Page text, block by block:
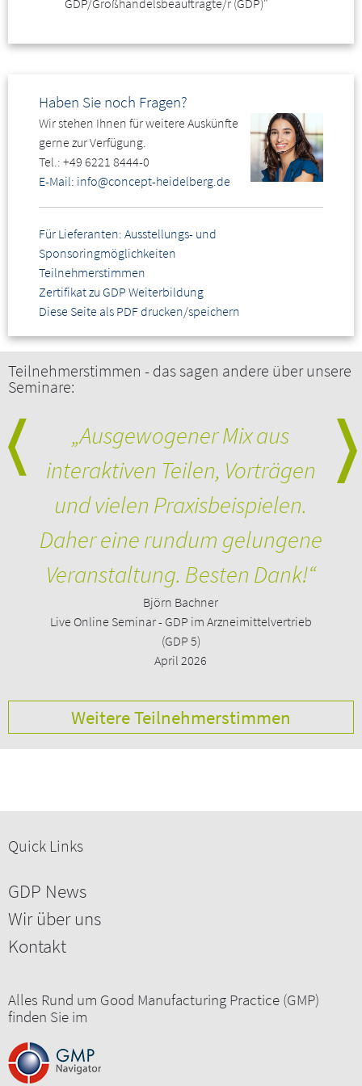
Juristische Fragestellungen
Haftungsregelungen
Haben Sie noch Fragen?
Wir stehen Ihnen für weitere Auskünfte
gerne zur Verfügung.
Tel.: +49 6221 8444-0
E-Mail: info@concept-heidelberg.de
Für Lieferanten: Ausstellungs- und
Sponsoringmöglichkeiten
Teilnehmerstimmen
Zertifikat zu GDP Weiterbildung
Diese Seite als PDF drucken/speichern
Teilnehmerstimmen - das sagen andere über unsere
Seminare:
„Ausgewogener Mix aus
interaktiven Teilen, Vorträgen
und vielen Praxisbeispielen.
Daher eine rundum gelungene
Veranstaltung. Besten Dank!“
Björn Bachner
Live Online Seminar - GDP im Arzneimittelvertrieb
(GDP 5)
April 2026
Weitere Teilnehmerstimmen
Quick Links
GDP News
Wir über uns
Kontakt
Alles Rund um Good Manufacturing Practice (GMP)
finden Sie im